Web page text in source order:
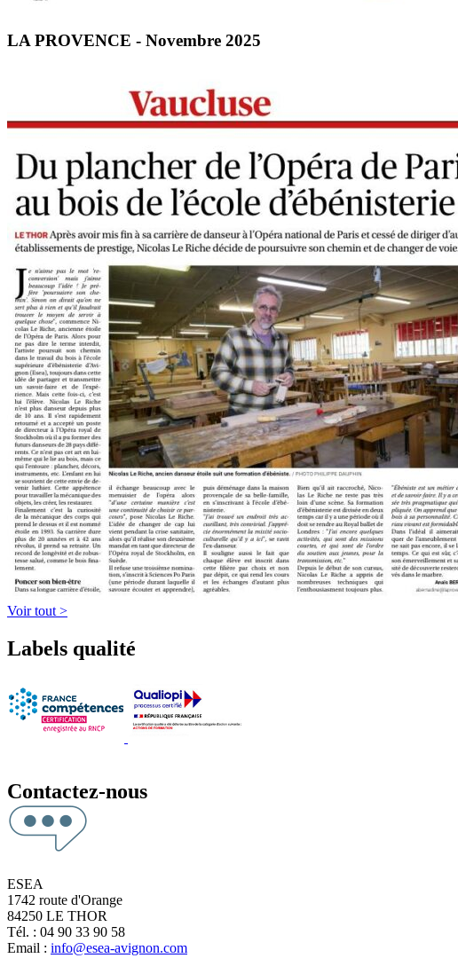
LA PROVENCE - Novembre 2025
Voir tout >
Labels qualité
Contactez-nous
ESEA
1742 route d'Orange
84250 LE THOR
Tél. : 04 90 33 90 58
Email : info@esea-avignon.com